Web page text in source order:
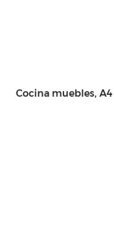
Cocina muebles, A4